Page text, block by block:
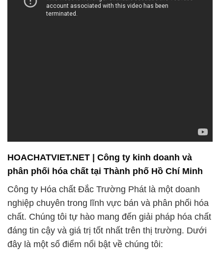
HOACHATVIET.NET | Công ty kinh doanh và
phân phối hóa chất tại Thành phố Hồ Chí Minh
Công ty Hóa chất Đắc Trường Phát là một doanh
nghiệp chuyên trong lĩnh vực bán và phân phối hóa
chất. Chúng tôi tự hào mang đến giải pháp hóa chất
đáng tin cậy và giá trị tốt nhất trên thị trường. Dưới
đây là một số điểm nổi bật về chúng tôi: